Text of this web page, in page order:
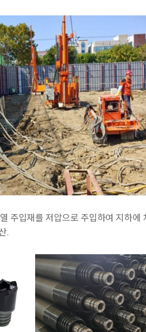
주입재를 저압으로 주입하여 지하
.